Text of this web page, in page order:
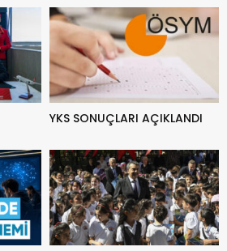
YKS SONUÇLARI AÇIKLANDI